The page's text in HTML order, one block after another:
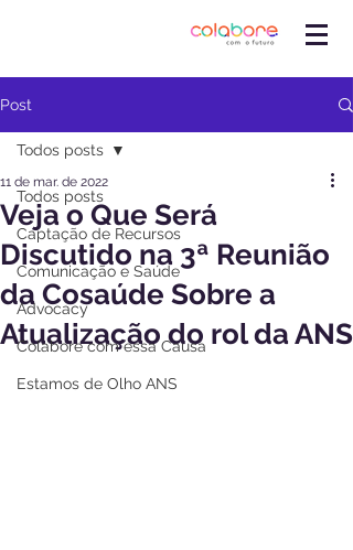
Post
Todos posts
Captação de Recursos
Comunicação e Saúde
Advocacy
Colabore com essa Causa
Estamos de Olho ANS
Todos posts
Veja o Que Será
Discutido na 3ª Reunião
da Cosaúde Sobre a
Atualização do rol da ANS
11 de mar. de 2022